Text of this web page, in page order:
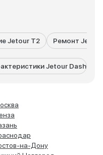
Jetour T2 Ремонт
Jetour Dashing
на-Дону